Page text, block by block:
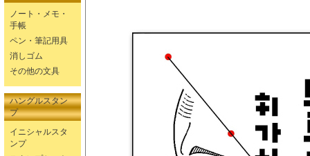
ノート・メモ・
手帳
ペン・筆記用具
消しゴム
その他の文具
ハングルスタン
プ
イニシャルスタ
ンプ